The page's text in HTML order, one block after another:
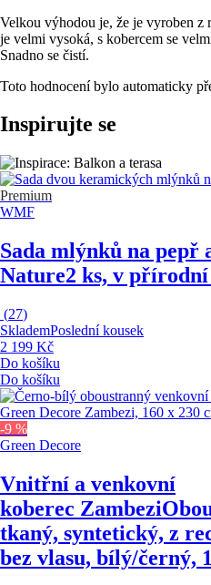
Velkou výhodou je, že je vyroben
je velmi vysoká, s kobercem se
Snadno se čistí.
Toto hodnocení bylo automaticky
Inspirujte se
Premium
WMF
Sada mlýnků na
Nature2 ks, v
(27)
SklademPoslední kousek
2 199 Kč
Do košíku
Do košíku
-9 %
Green Decore
Vnitřní a venkovní
koberec Zambezi
tkaný, syntetický, z
bez vlasu, bílý/černý,